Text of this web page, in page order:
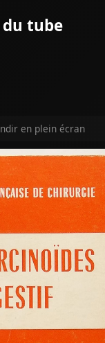
tube
en plein écran